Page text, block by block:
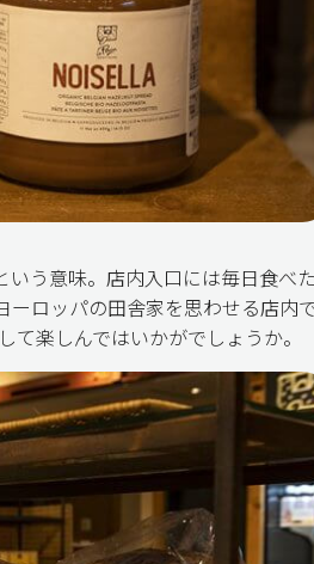
いう意味。店内入口には毎日食べた
ーロッパの田舎家を思わせる店内
楽しんではいかがでしょうか。